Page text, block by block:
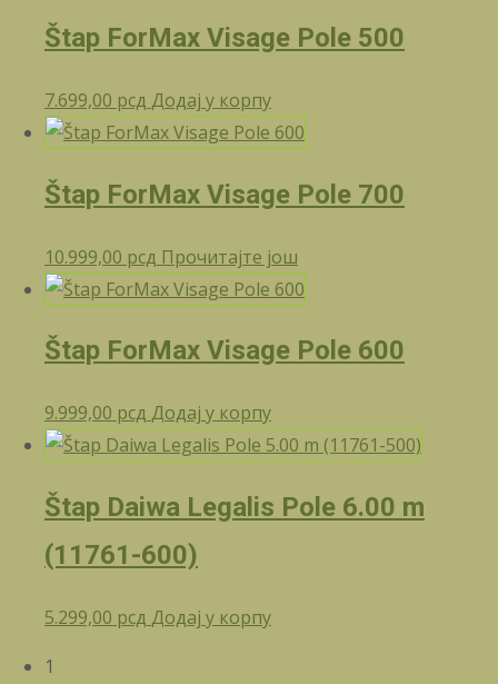
Štap ForMax Visage Pole 500
7.699,00 рсд Додај у корпу
Štap ForMax Visage Pole 700
10.999,00 рсд Прочитајте још
Štap ForMax Visage Pole 600
9.999,00 рсд Додај у корпу
Štap Daiwa Legalis Pole 6.00 m
(11761-600)
5.299,00 рсд Додај у корпу
1